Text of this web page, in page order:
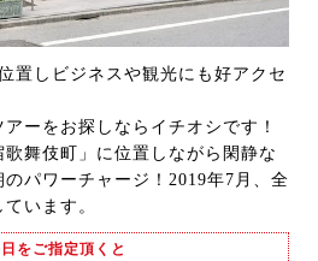
置しビジネスや観光にも好アクセ
ーをお探しならイチオシです！
舞伎町」に位置しながら閑静な
パワーチャージ！2019年7月、全
います。
をご指定頂くと